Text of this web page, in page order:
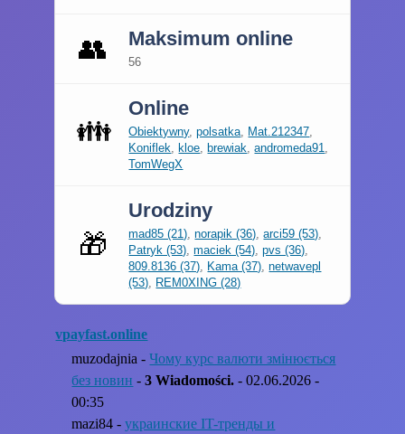
👥 Maksimum online
56
👪
Online
Obiektywny,polsatka, Mat.212347,
Koniflek, kloe, brewiak,andromeda91,
TomWegX
🎁
Urodziny
mad85 (21),norapik (36),arci59 (53),
Patryk (53),maciek (54),pvs (36),
809.8136 (37), Kama (37),netwavepl
(53), REM0XING (28)
vpayfast.online
muzodajnia -Чому курс валюти змінюється
без новин -3 Wiadomości. - 02.06.2026 -
00:35
mazi84 -украинские IT-тренды и